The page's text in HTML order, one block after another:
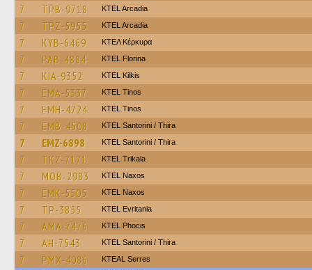
7 TPB-9718 KTEL Arcadia
7 TPZ-5955 KTEL Arcadia
7 KYB-6469 ΚΤΕΛ Κέρκυρα
7 PAB-4884 KTEL Florina
7 KIA-9352 KTEL Kilkis
7 EMA-5337 KTEL Tinos
7 EMH-4724 KTEL Tinos
7 EMB-4508 KTEL Santorini / Thira
7 EMZ-6898 KTEL Santorini / Thira
7 TKZ-7171 ΚΤΕL Τrikala
7 MOB-2983 KTEL Naxos
7 EMK-5505 KTEL Naxos
7 TP-3855 ΚΤΕL Evritania
7 AMA-7476 ΚΤΕL Phocis
7 AH-7543 KTEL Santorini / Thira
7 PMX-4086 KTEAL Serres